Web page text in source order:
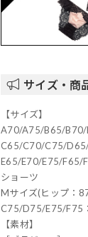
サイズ・商
【サイズ】
A70/A75/B65/B70/
C65/C70/C75/
E65/E70/E75/F65/
ショーツ
Mサイズ(ヒップ：
C75/D75/E75/F75
【素材】